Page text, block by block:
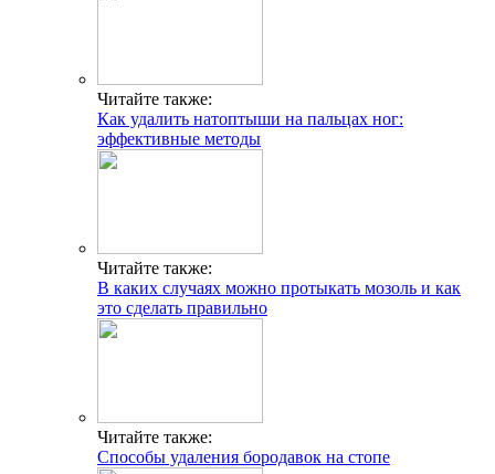
Читайте также:
Как удалить натоптыши на пальцах ног:
эффективные методы
Читайте также:
В каких случаях можно протыкать мозоль и как
это сделать правильно
Читайте также:
Способы удаления бородавок на стопе